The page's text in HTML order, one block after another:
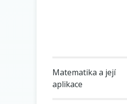
Matematika a její
aplikace